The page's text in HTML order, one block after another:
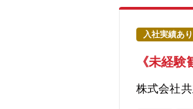
入社実績あり
《未経
株式会社